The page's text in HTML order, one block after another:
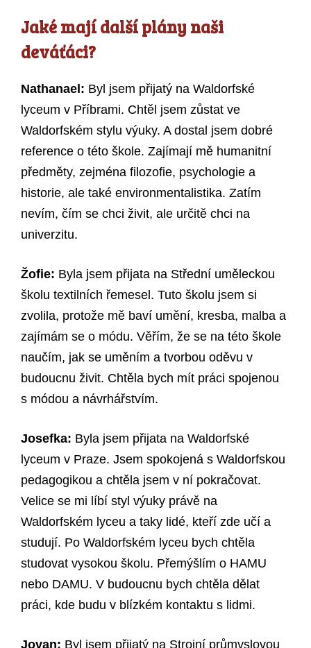
Jaké mají další plány naši
deváťáci?
Nathanael: Byl jsem přijatý na Waldorfské
lyceum v Příbrami. Chtěl jsem zůstat ve
Waldorfském stylu výuky. A dostal jsem dobré
reference o této škole. Zajímají mě humanitní
předměty, zejména filozofie, psychologie a
historie, ale také environmentalistika. Zatím
nevím, čím se chci živit, ale určitě chci na
univerzitu.
Žofie: Byla jsem přijata na Střední uměleckou
školu textilních řemesel. Tuto školu jsem si
zvolila, protože mě baví umění, kresba, malba a
zajímám se o módu. Věřím, že se na této škole
naučím, jak se uměním a tvorbou oděvu v
budoucnu živit. Chtěla bych mít práci spojenou
s módou a návrhářstvím.
Josefka: Byla jsem přijata na Waldorfské
lyceum v Praze. Jsem spokojená s Waldorfskou
pedagogikou a chtěla jsem v ní pokračovat.
Velice se mi líbí styl výuky právě na
Waldorfském lyceu a taky lidé, kteří zde učí a
studují. Po Waldorfském lyceu bych chtěla
studovat vysokou školu. Přemýšlím o HAMU
nebo DAMU. V budoucnu bych chtěla dělat
práci, kde budu v blízkém kontaktu s lidmi.
Jovan: Byl jsem přijatý na Strojní průmyslovou